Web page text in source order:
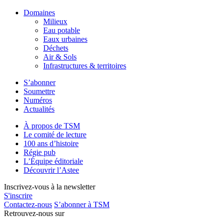
Domaines
Milieux
Eau potable
Eaux urbaines
Déchets
Air & Sols
Infrastructures & territoires
S’abonner
Soumettre
Numéros
Actualités
À propos de TSM
Le comité de lecture
100 ans d’histoire
Régie pub
L’Équipe éditoriale
Découvrir l’Astee
Inscrivez-vous à la newsletter
S'inscrire
Contactez-nous S’abonner à TSM
Retrouvez-nous sur